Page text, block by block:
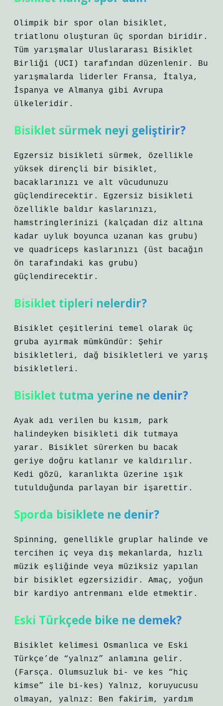
Olimpik bir spor olan bisiklet,
triatlonu oluşturan üç spordan biridir.
Tüm yarışmalar Uluslararası Bisiklet
Birliği (UCI) tarafından düzenlenir. Bu
yarışmalarda liderler Fransa, İtalya,
İspanya ve Almanya gibi Avrupa
ülkeleridir.
Bisiklet sürmek neyi geliştirir?
Egzersiz bisikleti sürmek, özellikle
yüksek dirençli bir bisiklet,
bacaklarınızı ve alt vücudunuzu
güçlendirecektir. Egzersiz bisikleti
özellikle baldır kaslarınızı,
hamstringlerinizi (kalçadan diz altına
kadar uyluk boyunca uzanan kas grubu)
ve quadriceps kaslarınızı (üst bacağın
ön tarafındaki kas grubu)
güçlendirecektir.
Bisiklet tipleri nelerdir?
Bisiklet çeşitlerini temel olarak üç
gruba ayırmak mümkündür: Şehir
bisikletleri, dağ bisikletleri ve yarış
bisikletleri.
Bisiklet tutma yerine ne denir?
Ayak adı verilen bu kısım, park
halindeyken bisikleti dik tutmaya
yarar. Bisiklet sürerken bu bacak
geriye doğru katlanır ve kaldırılır.
Kedi gözü, karanlıkta üzerine ışık
tutulduğunda parlayan bir işarettir.
Sporda bisiklete ne denir?
Spinning, genellikle gruplar halinde ve
tercihen iç veya dış mekanlarda, hızlı
müzik eşliğinde veya müziksiz yapılan
bir bisiklet egzersizidir. Amaç, yoğun
bir kardiyo antrenmanı elde etmektir.
Eski Türkçede bike ne demek?
Bisiklet kelimesi Osmanlıca ve Eski
Türkçe’de “yalnız” anlamına gelir.
(Farsça. Olumsuzluk bі- ve kes “hiç
kimse” ile bі-kes) Yalnız, koruyucusu
olmayan, yalnız: ​​Ben fakirim, yardım